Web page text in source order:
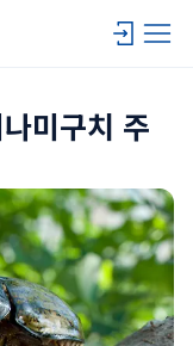
미구치 주